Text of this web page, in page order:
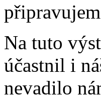
Na tuto
účastnil i
nevadilo